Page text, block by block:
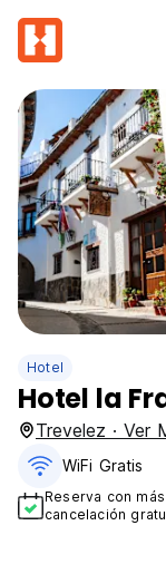
Hotel
Hotel la
Trevelez · Ver
WiFi Gratis
Reserva con
cancelación